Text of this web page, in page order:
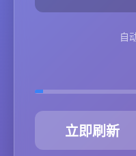
自
立即刷新